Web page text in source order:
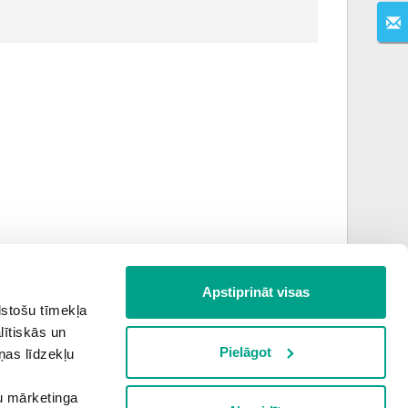
tīmekļa
un
līdzekļu
mārketinga
Apstiprināt visas
Pielāgot